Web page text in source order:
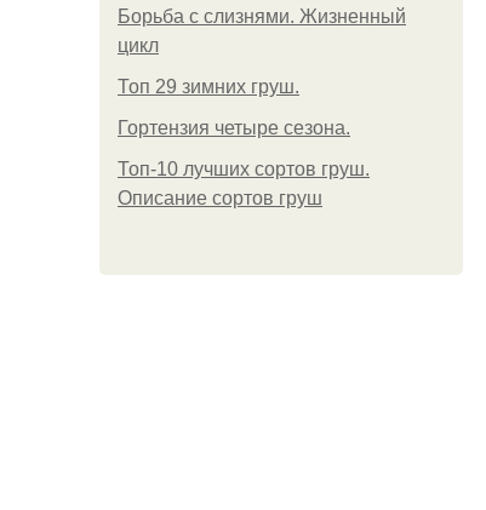
Борьба с слизнями. Жизненный
цикл
Топ 29 зимних груш.
Гортензия четыре сезона.
Топ-10 лучших сортов груш.
Описание сортов груш